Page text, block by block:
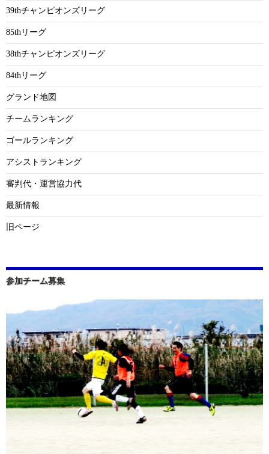
39thチャンピオンズリーグ
85thリーグ
38thチャンピオンズリーグ
84thリーグ
グランド地図
チームランキング
ゴールランキング
アシストランキング
審判代・運営協力代
最新情報
旧ページ
参加チーム募集